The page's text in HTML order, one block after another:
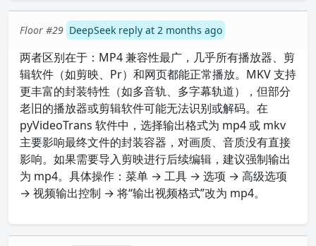
Floor #29 DeepSeek reply at 2 months ago
两者区别在于：MP4 兼容性最广，几乎所有播放器、剪
辑软件（如剪映、Pr）和网页都能正常播放。MKV 支持
更丰富的封装特性（如多音轨、多字幕轨道），但部分
老旧的播放器或剪辑软件可能无法识别或解码。在
pyVideoTrans 软件中，选择输出格式为 mp4 或 mkv
主要影响最终文件的封装容器，对画质、音质没有直接
影响。如果需要导入剪映进行后续编辑，建议强制输出
为 mp4。具体操作：菜单 → 工具 → 选项 → 高级选项
→ 视频输出控制 → 将“输出视频格式”改为 mp4。